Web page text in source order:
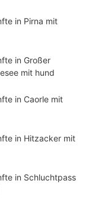
in Pirna mit
in Großer
mit hund
in Caorle mit
in Hitzacker mit
in Schluchtpass